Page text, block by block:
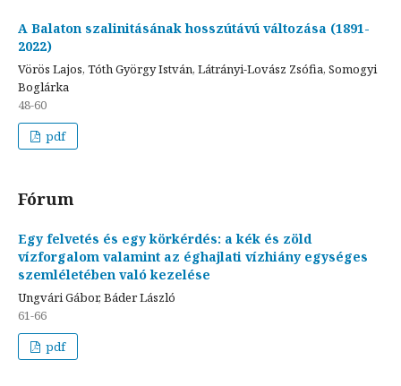
A Balaton szalinitásának hosszútávú változása (1891-
2022)
Vörös Lajos, Tóth György István, Látrányi-Lovász Zsófia, Somogyi
Boglárka
48-60
pdf
Fórum
Egy felvetés és egy körkérdés: a kék és zöld
vízforgalom valamint az éghajlati vízhiány egységes
szemléletében való kezelése
Ungvári Gábor, Báder László
61-66
pdf